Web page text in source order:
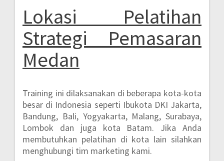
Lokasi Pelatihan
Strategi Pemasaran
Medan
Training ini dilaksanakan di beberapa kota-kota
besar di Indonesia seperti Ibukota DKI Jakarta,
Bandung, Bali, Yogyakarta, Malang, Surabaya,
Lombok dan juga kota Batam. Jika Anda
membutuhkan pelatihan di kota lain silahkan
menghubungi tim marketing kami.